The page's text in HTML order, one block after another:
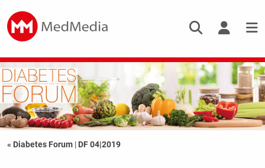
« Diabetes Forum | DF 04|2019